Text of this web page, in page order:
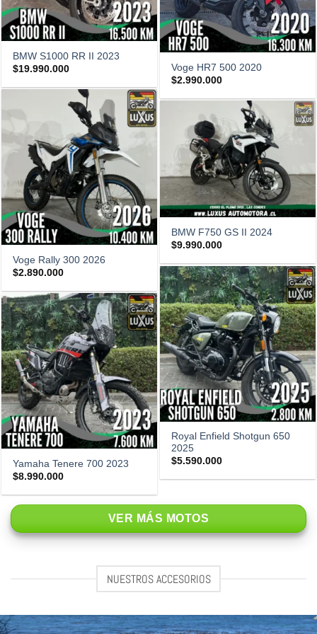
BMW S1000 RR II 2023
$19.990.000
Voge HR7 500 2020
$2.990.000
Voge Rally 300 2026
$2.890.000
BMW F750 GS II 2024
$9.990.000
Royal Enfield Shotgun 650
2025
$5.590.000
Yamaha Tenere 700 2023
$8.990.000
VER MÁS MOTOS
NUESTROS ACCESORIOS